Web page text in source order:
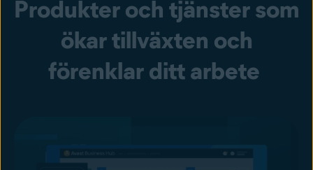
Produkter och tjänster som
ökar tillväxten och
förenklar ditt arbete